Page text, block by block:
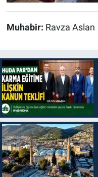
Muhabir: Ravza Aslan